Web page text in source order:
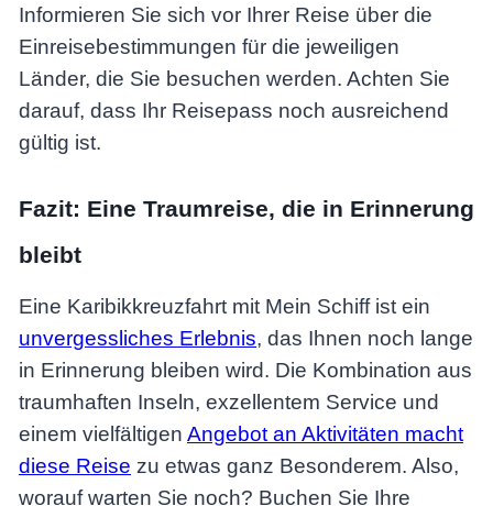
Informieren Sie sich vor Ihrer Reise über die
Einreisebestimmungen für die jeweiligen
Länder, die Sie besuchen werden. Achten Sie
darauf, dass Ihr Reisepass noch ausreichend
gültig ist.
Fazit: Eine Traumreise, die in Erinnerung
bleibt
Eine Karibikkreuzfahrt mit Mein Schiff ist ein
unvergessliches Erlebnis, das Ihnen noch lange
in Erinnerung bleiben wird. Die Kombination aus
traumhaften Inseln, exzellentem Service und
einem vielfältigen Angebot an Aktivitäten macht
diese Reise zu etwas ganz Besonderem. Also,
worauf warten Sie noch? Buchen Sie Ihre